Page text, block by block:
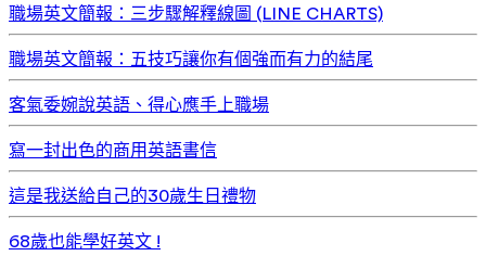
職場英文簡報：三步驟解釋線圖 (LINE CHARTS)
職場英文簡報：五技巧讓你有個強而有力的結尾
客氣委婉說英語、得心應手上職場
寫一封出色的商用英語書信
這是我送給自己的30歲生日禮物
68歲也能學好英文 !